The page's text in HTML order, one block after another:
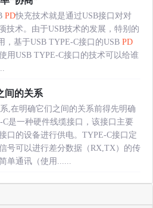
PD快充技术就是通过USB接口对对
技术。由于USB技术的发展，特别的
，基于USB TYPE-C接口的USB PD
用USB TYPE-C接口的技术可以给谁
间的关系
,在明确它们之间的关系前得先明确
是一种硬件线缆接口，该接口主要
口的设备进行供电。TYPE-C接口定
号可以进行差分数据（RX,TX）的传
单通讯（使用......